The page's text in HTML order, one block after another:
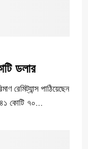
ডলার
রেমিট্যান্স পাঠিয়েছেন
কোটি ৭০...